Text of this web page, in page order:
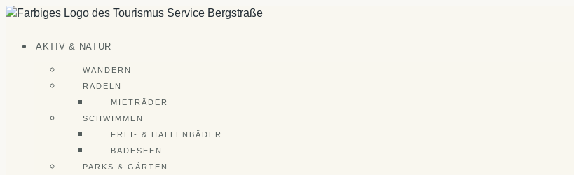
Zum
springenAKTIV & NATUR
WANDERN
RADELN
MIETRÄDER
SCHWIMMEN
FREI- & HALLENBÄDER
BADESEEN
PARKS & GÄRTEN